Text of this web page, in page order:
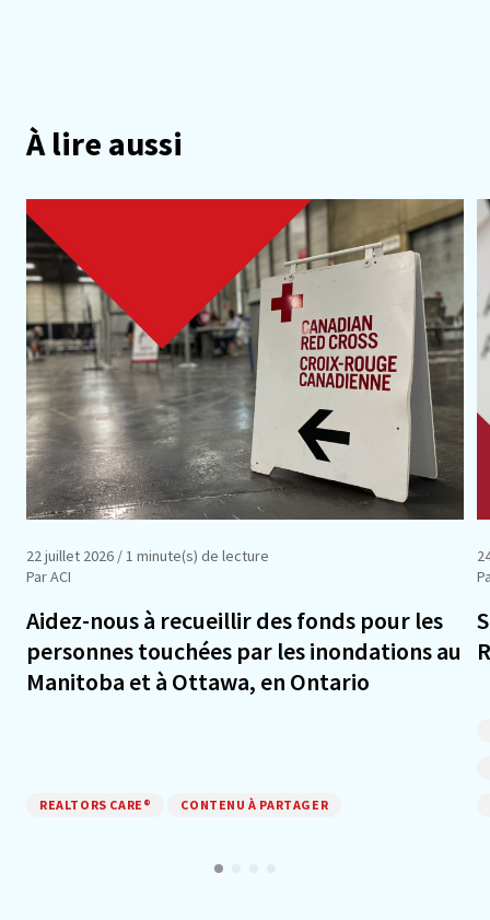
À lire aussi
22 juillet 2026 / 1 minute(s) de lecture
Par ACI
Aidez-nous à recueillir des fonds pour les
personnes touchées par les inondations au
Manitoba et à Ottawa, en Ontario
REALTORS CARE® CONTENU À PARTAGER